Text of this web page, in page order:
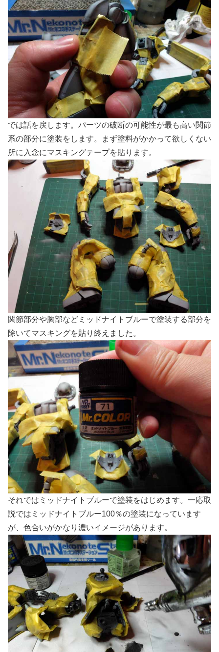
では話を戻します。パーツの破断の可能性が最も高い関節
系の部分に塗装をします。まず塗料がかかって欲しくない
所に入念にマスキングテープを貼ります。
関節部分や胸部などミッドナイトブルーで塗装する部分を
除いてマスキングを貼り終えました。
それではミッドナイトブルーで塗装をはじめます。一応取
説ではミッドナイトブルー100％の塗装になっています
が、色合いがかなり濃いイメージがあります。